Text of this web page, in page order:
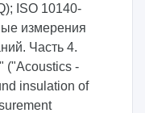
ISO 10140-
измерения
Часть 4.
("Acoustics -
insulation of